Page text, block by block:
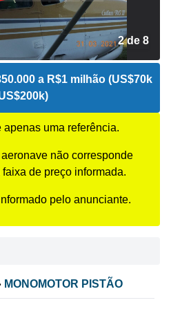
2 de 8
a R$1 milhão (US$70k
apenas uma referência.
não corresponde
de preço informada.
pelo anunciante.
MONOMOTOR PISTÃO